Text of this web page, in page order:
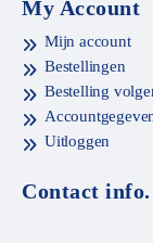
My Account
Mijn account
Bestellingen
Bestelling
Uitloggen
Contact info.